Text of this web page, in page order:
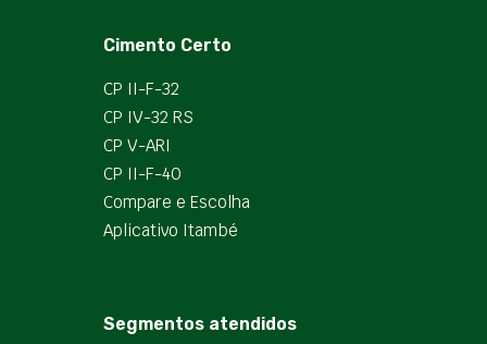
Cimento Certo
CP II-F-32
CP IV-32 RS
CP V-ARI
CP II-F-40
Compare e Escolha
Aplicativo Itambé
Segmentos atendidos